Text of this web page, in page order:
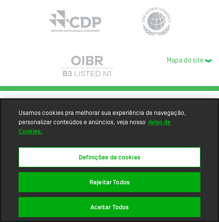
Mapa do site
Usamos cookies pra melhorar sua experiência de navegação,
personalizar conteúdos e anúncios, veja nosso Aviso de
Cookies.
Definições de cookies
Rejeitar Todos
Aceitar Todos